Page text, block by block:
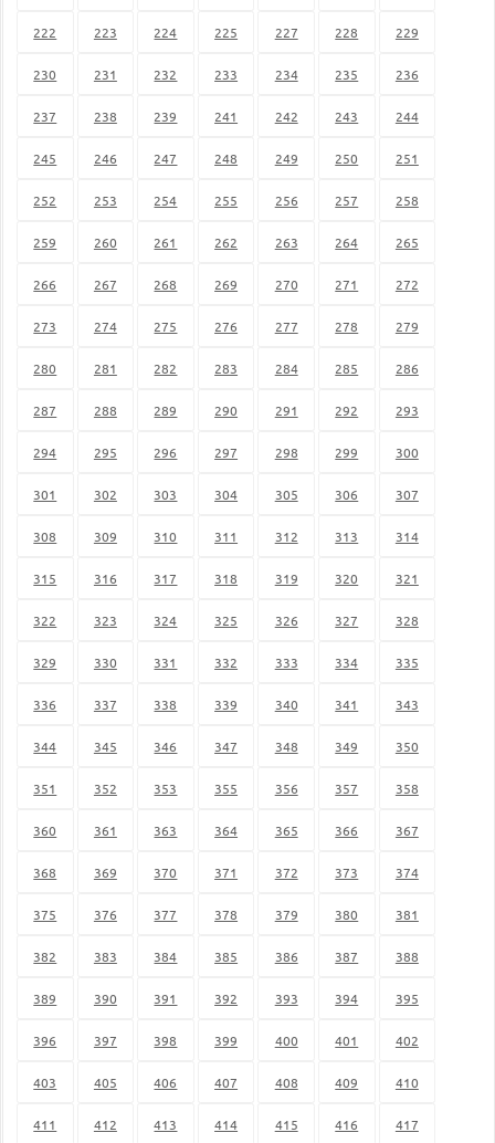
222 223 224 225 227 228 229
230 231 232 233 234 235 236
237 238 239 241 242 243 244
245 246 247 248 249 250 251
252 253 254 255 256 257 258
259 260 261 262 263 264 265
266 267 268 269 270 271 272
273 274 275 276 277 278 279
280 281 282 283 284 285 286
287 288 289 290 291 292 293
294 295 296 297 298 299 300
301 302 303 304 305 306 307
308 309 310 311 312 313 314
315 316 317 318 319 320 321
322 323 324 325 326 327 328
329 330 331 332 333 334 335
336 337 338 339 340 341 343
344 345 346 347 348 349 350
351 352 353 355 356 357 358
360 361 363 364 365 366 367
368 369 370 371 372 373 374
375 376 377 378 379 380 381
382 383 384 385 386 387 388
389 390 391 392 393 394 395
396 397 398 399 400 401 402
403 405 406 407 408 409 410
411 412 413 414 415 416 417